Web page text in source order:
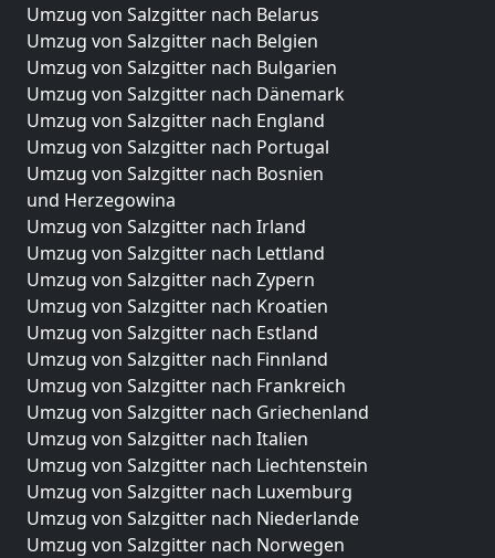
Umzug von Salzgitter nach Belarus
Umzug von Salzgitter nach Belgien
Umzug von Salzgitter nach Bulgarien
Umzug von Salzgitter nach Dänemark
Umzug von Salzgitter nach England
Umzug von Salzgitter nach Portugal
Umzug von Salzgitter nach Bosnien
und Herzegowina
Umzug von Salzgitter nach Irland
Umzug von Salzgitter nach Lettland
Umzug von Salzgitter nach Zypern
Umzug von Salzgitter nach Kroatien
Umzug von Salzgitter nach Estland
Umzug von Salzgitter nach Finnland
Umzug von Salzgitter nach Frankreich
Umzug von Salzgitter nach Griechenland
Umzug von Salzgitter nach Italien
Umzug von Salzgitter nach Liechtenstein
Umzug von Salzgitter nach Luxemburg
Umzug von Salzgitter nach Niederlande
Umzug von Salzgitter nach Norwegen